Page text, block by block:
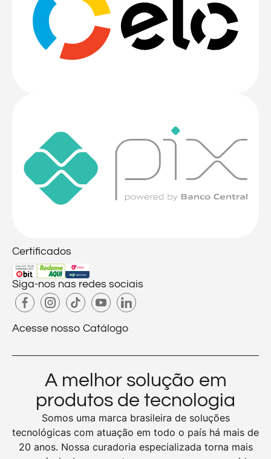
Certificados
Siga-nos nas redes sociais
Acesse nosso Catálogo
A melhor solução em
produtos de tecnologia
Somos uma marca brasileira de soluções
tecnológicas com atuação em todo o país há mais de
20 anos. Nossa curadoria especializada torna mais